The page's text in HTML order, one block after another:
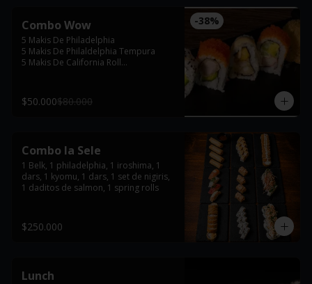
-38%
Combo Wow
5 Makis De Philadelphia
5 Makis De Philaldelphia Tempura
5 Makis De California Roll
$50.000$80.000
Combo la Sele
1 Belk, 1 philadelphia, 1 iroshima, 1
dars, 1 kyomu, 1 dars, 1 set de nigiris,
1 daditos de salmon, 1 spring rolls
$250.000
Lunch